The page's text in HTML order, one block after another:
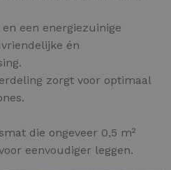
en een energiezuinige
én
zorgt voor optimaal
die ongeveer 0,5 m²
eenvoudiger leggen.